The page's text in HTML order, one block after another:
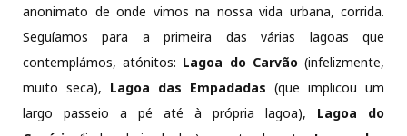
anonimato de onde vimos na nossa vida urbana, corrida.
Seguíamos para a primeira das várias lagoas que
contemplámos, atónitos: Lagoa do Carvão(infelizmente,
muito seca), Lagoa das Empadadas (que implicou um
largo passeio a pé até à própria lagoa), Lagoa do